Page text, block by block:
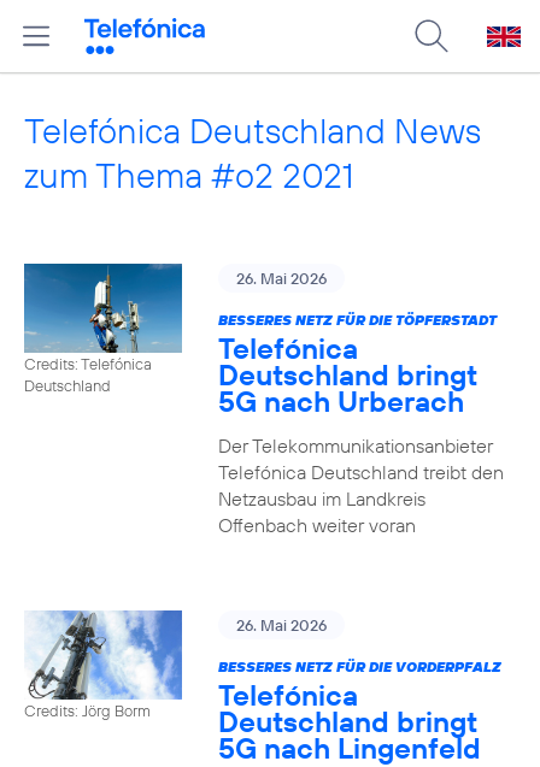
Telefónica Deutschland News
zum Thema #o2 2021
Credits: Telefónica
Deutschland
26. Mai 2026
BESSERES NETZ FÜR DIE TÖPFERSTADT
Telefónica
Deutschland bringt
5G nach Urberach
Der Telekommunikationsanbieter
Telefónica Deutschland treibt den
Netzausbau im Landkreis
Offenbach weiter voran
Credits: Jörg Borm
26. Mai 2026
BESSERES NETZ FÜR DIE VORDERPFALZ
Telefónica
Deutschland bringt
5G nach Lingenfeld